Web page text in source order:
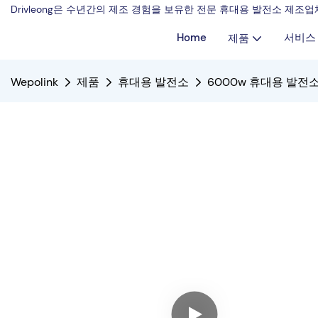
Drivleong은 수년간의 제조 경험을 보유한 전문 휴대용 발전소 제조
Home 제품 서비스
Wepolink 제품 휴대용 발전소 6000w 휴대용 발전